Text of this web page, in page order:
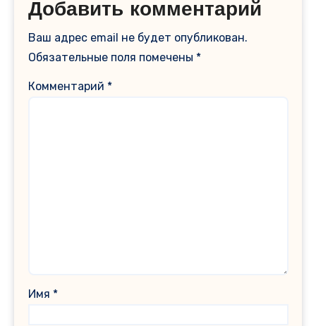
Добавить комментарий
Ваш адрес email не будет опубликован.
Обязательные поля помечены *
Комментарий *
Имя *